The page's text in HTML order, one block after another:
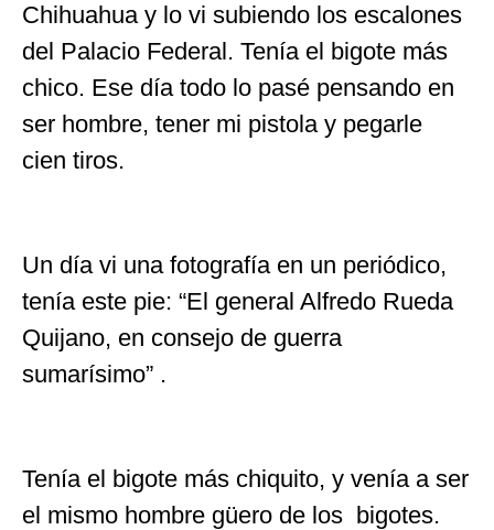
Chihuahua y lo vi subiendo los escalones
del Palacio Federal. Tenía el bigote más
chico. Ese día todo lo pasé pensando en
ser hombre, tener mi pistola y pegarle
cien tiros.
Un día vi una fotografía en un periódico,
tenía este pie: “El general Alfredo Rueda
Quijano, en consejo de guerra
sumarísimo” .
Tenía el bigote más chiquito, y venía a ser
el mismo hombre güero de los bigotes.